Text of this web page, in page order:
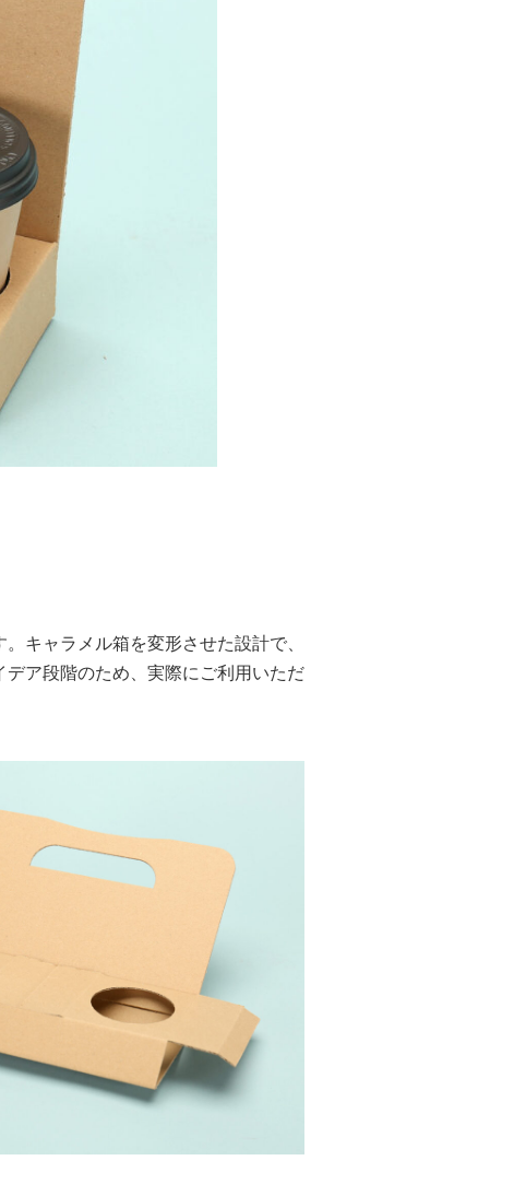
キャラメル箱を変形させた設計で、
ア段階のため、実際にご利用いただ